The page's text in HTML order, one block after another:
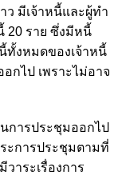
ว มีเจ้าหนี้และผู้ทำ
20 ราย ซึ่งมีหนี้
ทั้งหมดของเจ้าหนี้
กไป เพราะไม่อาจ
การประชุมออกไป
ะการประชุมตามที่
าระเรื่องการ